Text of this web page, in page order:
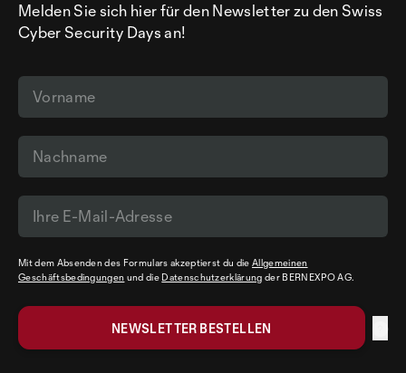
Melden Sie sich hier für den Newsletter zu den Swiss
Cyber Security Days an!
Mit dem Absenden des Formulars akzeptierst du dieAllgemeinen
Geschäftsbedingungen und die Datenschutzerklärung der BERNEXPO AG.